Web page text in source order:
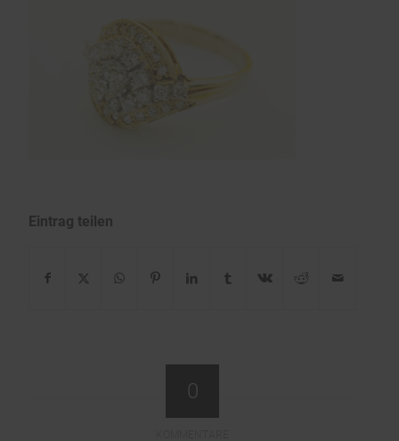
Eintrag teilen
0